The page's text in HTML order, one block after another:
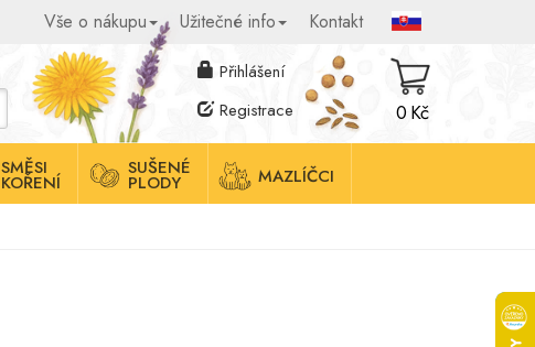
Vše o nákupu Užitečné info Kontakt
Přihlášení
Registrace
0 Kč
SMĚSI
KOŘENÍ
SUŠENÉ
PLODY MAZLÍČCI